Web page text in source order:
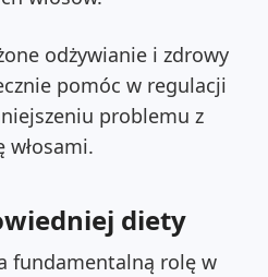
odżywianie i zdrowy
pomóc w regulacji
problemu z
włosami.
diety
fundamentalną rolę w